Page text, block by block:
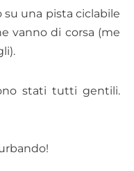
su una pista ciclabile
vanno di corsa (me
stati tutti gentili.